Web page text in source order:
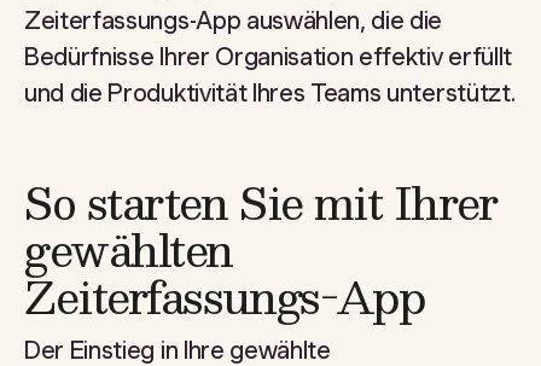
Zeiterfassungs-App auswählen, die die
Bedürfnisse Ihrer Organisation effektiv erfüllt
und die Produktivität Ihres Teams unterstützt.
So starten Sie mit Ihrer
gewählten
Zeiterfassungs-App
Der Einstieg in Ihre gewählte